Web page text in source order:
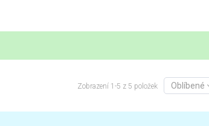
Zobrazení 1-5 z 5 položek Oblíbené